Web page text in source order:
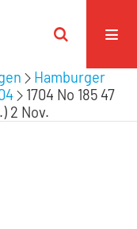
Hamburger
1704 No 185 47
2 Nov.